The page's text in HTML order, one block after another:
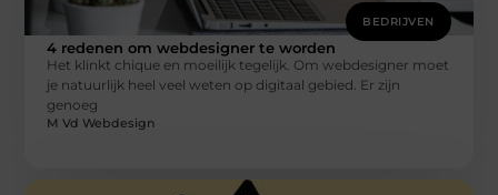
BEDRIJVEN
4 redenen om webdesigner te worden
Het klinkt chique en moeilijk tegelijk. Om webdesigner moet
je natuurlijk heel veel weten op digitaal gebied. Er zijn
genoeg
M Vd Webdesign